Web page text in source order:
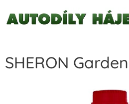
SHERON